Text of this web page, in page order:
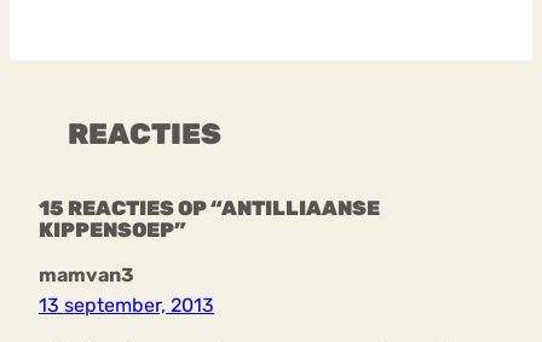
REACTIES
15 REACTIES OP “ANTILLIAANSE
KIPPENSOEP”
mamvan3
13 september, 2013